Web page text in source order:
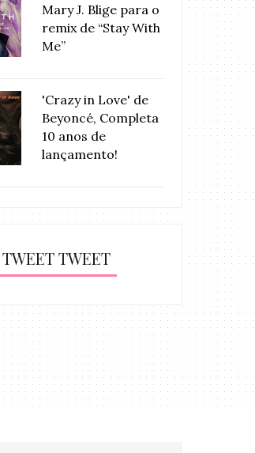
Mary J. Blige para o
remix de “Stay With
Me”
'Crazy in Love' de
Beyoncé, Completa
10 anos de
lançamento!
TWEET TWEET